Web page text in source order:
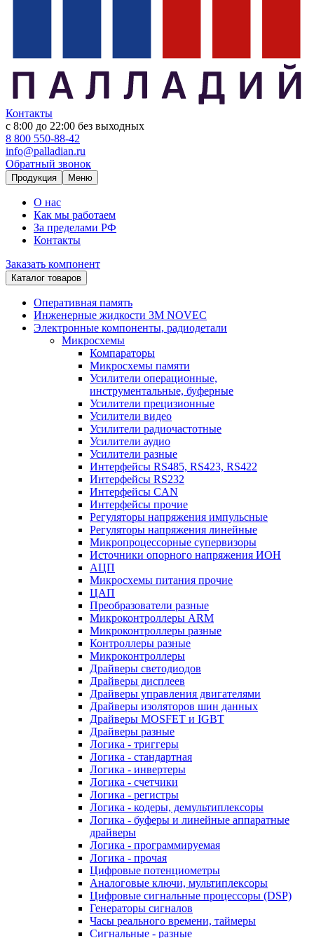
Контакты
с 8:00 до 22:00 без выходных
8 800 550-88-42
info@palladian.ru
Обратный звонок
Продукция Меню
О нас
Как мы работаем
За пределами РФ
Контакты
Заказать компонент
Каталог товаров
Оперативная память
Инженерные жидкости 3M NOVEC
Электронные компоненты, радиодетали
Микросхемы
Компараторы
Микросхемы памяти
Усилители операционные,
инструментальные, буферные
Усилители прецизионные
Усилители видео
Усилители радиочастотные
Усилители аудио
Усилители разные
Интерфейсы RS485, RS423, RS422
Интерфейсы RS232
Интерфейсы CAN
Интерфейсы прочие
Регуляторы напряжения импульсные
Регуляторы напряжения линейные
Микропроцессорные супервизоры
Источники опорного напряжения ИОН
АЦП
Микросхемы питания прочие
ЦАП
Преобразователи разные
Микроконтроллеры ARM
Микроконтроллеры разные
Контроллеры разные
Микроконтроллеры
Драйверы светодиодов
Драйверы дисплеев
Драйверы управления двигателями
Драйверы изоляторов шин данных
Драйверы MOSFET и IGBT
Драйверы разные
Логика - триггеры
Логика - стандартная
Логика - инвертеры
Логика - счетчики
Логика - регистры
Логика - кодеры, демультиплексоры
Логика - буферы и линейные аппаратные
драйверы
Логика - программируемая
Логика - прочая
Цифровые потенциометры
Аналоговые ключи, мультиплексоры
Цифровые сигнальные процессоры (DSP)
Генераторы сигналов
Часы реального времени, таймеры
Сигнальные - разные